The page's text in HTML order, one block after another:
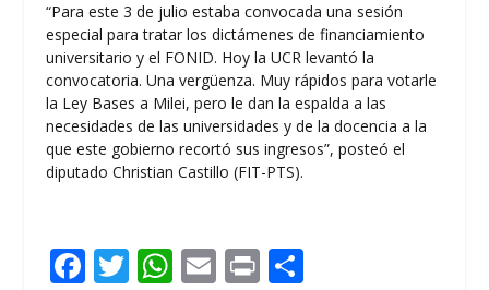
“Para este 3 de julio estaba convocada una sesión
especial para tratar los dictámenes de financiamiento
universitario y el FONID. Hoy la UCR levantó la
convocatoria. Una vergüenza. Muy rápidos para votarle
la Ley Bases a Milei, pero le dan la espalda a las
necesidades de las universidades y de la docencia a la
que este gobierno recortó sus ingresos”, posteó el
diputado Christian Castillo (FIT-PTS).
F T W E Pr